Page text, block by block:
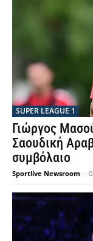
SUPER LEAGUE 1
Γιώργος
Σαουδική
συμβόλαιο
Sportlive Newsroom -